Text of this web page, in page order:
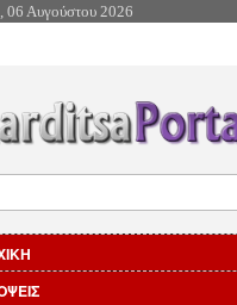
Επιστροφή στην Πλοήγηση
06 Αυγούστου 2026